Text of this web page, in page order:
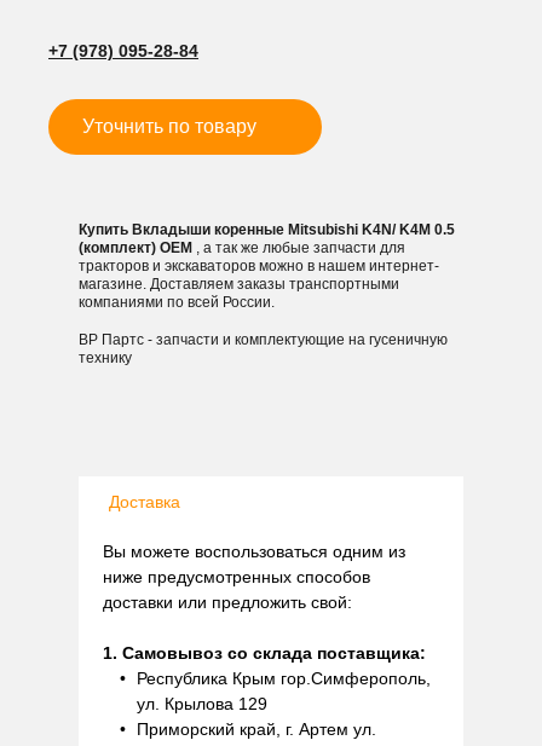
(комплект)
+7 (978) 095-28-84
Уточнить по товару
Купить Вкладыши коренные Mitsubishi K4N/ K4M 0.5
(комплект) OEM , а так же любые запчасти для
тракторов и экскаваторов можно в нашем интернет-
магазине. Доставляем заказы транспортными
компаниями по всей России.
ВР Партс - запчасти и комплектующие на гусеничную
технику
Доставка
Вы можете воспользоваться одним из
ниже предусмотренных способов
доставки или предложить свой:
1. Самовывоз со склада поставщика:
Республика Крым гор.Симферополь,
ул. Крылова 129
Приморский край, г. Артем ул.